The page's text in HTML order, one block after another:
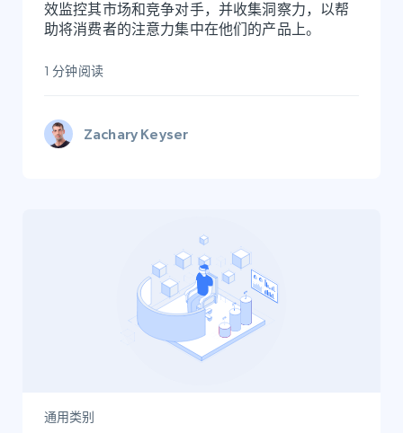
效监控其市场和竞争对手，并收集洞察力，以帮
助将消费者的注意力集中在他们的产品上。
1 分钟阅读
Zachary Keyser
通用类别